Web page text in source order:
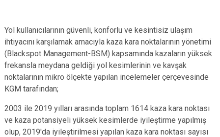
Yol kullanıcılarının güvenli, konforlu ve kesintisiz ulaşım
ihtiyacını karşılamak amacıyla kaza kara noktalarının yönetimi
(Blackspot Management-BSM) kapsamında kazaların yüksek
frekansla meydana geldiği yol kesimlerinin ve kavşak
noktalarının mikro ölçekte yapılan incelemeler çerçevesinde
KGM tarafından;
2003 ile 2019 yılları arasında toplam 1614 kaza kara noktası
ve kaza potansiyeli yüksek kesimlerde iyileştirme yapılmış
olup, 2019'da iyileştirilmesi yapılan kaza kara noktası sayısı